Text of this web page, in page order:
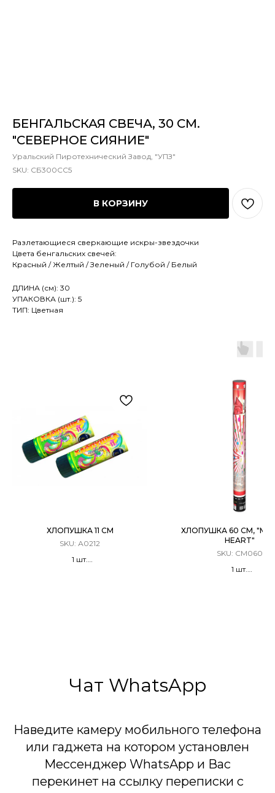
БЕНГАЛЬСКАЯ СВЕЧА, 30 СМ.
"СЕВЕРНОЕ СИЯНИЕ"
Уральский Пиротехнический Завод, "УПЗ"
SKU: СБ300СС5
В КОРЗИНУ
Разлетающиеся сверкающие искры-звездочки
Цвета бенгальских свечей:
Красный / Желтый / Зеленый / Голубой / Белый
ДЛИНА (см): 30
УПАКОВКА (шт.): 5
ТИП: Цветная
ХЛОПУШКА 11 СМ
SKU: А0212
1 шт.
ХЛОПУШКА 60 СМ,
HEART"
SKU: CM060
1 шт.
Чат WhatsApp
Наведите камеру мобильного телефона
или гаджета на котором установлен
Мессенджер WhatsApp и Вас
перекинет на ссылку переписки с